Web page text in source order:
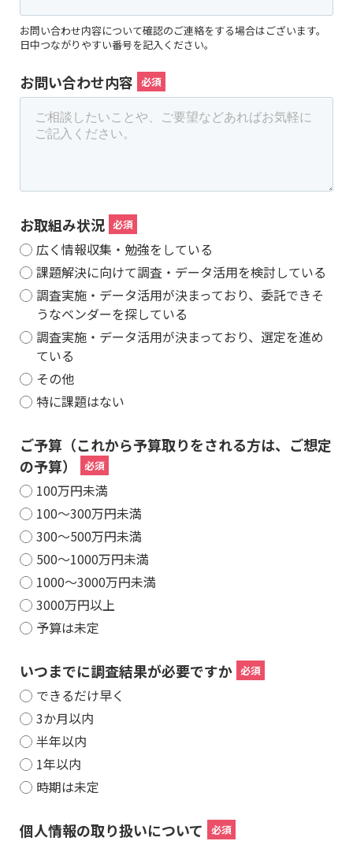
お問い合わせ内容について確認のご連絡をする場合はございます。
日中つながりやすい番号を記入ください。
お問い合わせ内容
お取組み状況
広く情報収集・勉強をしている
課題解決に向けて調査・データ活用を検討している
調査実施・データ活用が決まっており、委託できそ
うなベンダーを探している
調査実施・データ活用が決まっており、選定を進め
ている
その他
特に課題はない
ご予算（これから予算取りをされる方は、ご想定
の予算）
100万円未満
100～300万円未満
300～500万円未満
500～1000万円未満
1000～3000万円未満
3000万円以上
予算は未定
いつまでに調査結果が必要ですか
できるだけ早く
3か月以内
半年以内
1年以内
時期は未定
個人情報の取り扱いについて